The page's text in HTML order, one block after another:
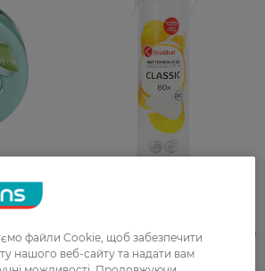
з
Дискі ватні Kruidvat Duo 80
шт
файли Cookie, щоб забезпечити
нашого веб-сайту та надати вам